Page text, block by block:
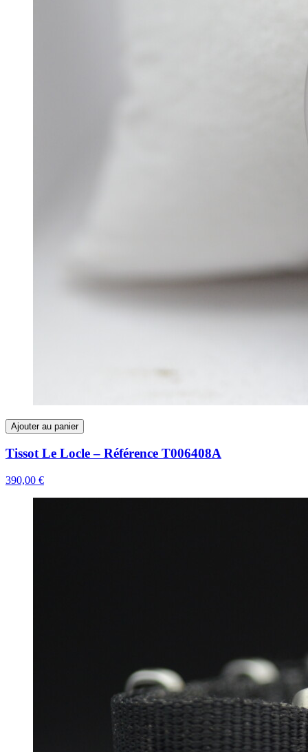
Ajouter au panier
Tissot Le Locle – Référence T006408A
390,00 €